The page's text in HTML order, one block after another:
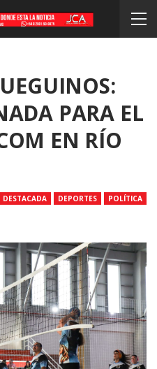
PARA EL
EN RÍO
DESTACADA DEPORTES POLÍTICA